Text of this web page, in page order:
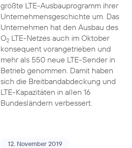
größte LTE-Ausbauprogramm ihrer
Unternehmensgeschichte um. Das
Unternehmen hat den Ausbau des
O2LTE-Netzes auch im Oktober
konsequent vorangetrieben und
mehr als 550 neue LTE-Sender in
Betrieb genommen. Damit haben
sich die Breitbandabdeckung und
LTE-Kapazitäten in allen 16
Bundesländern verbessert.
12. November 2019